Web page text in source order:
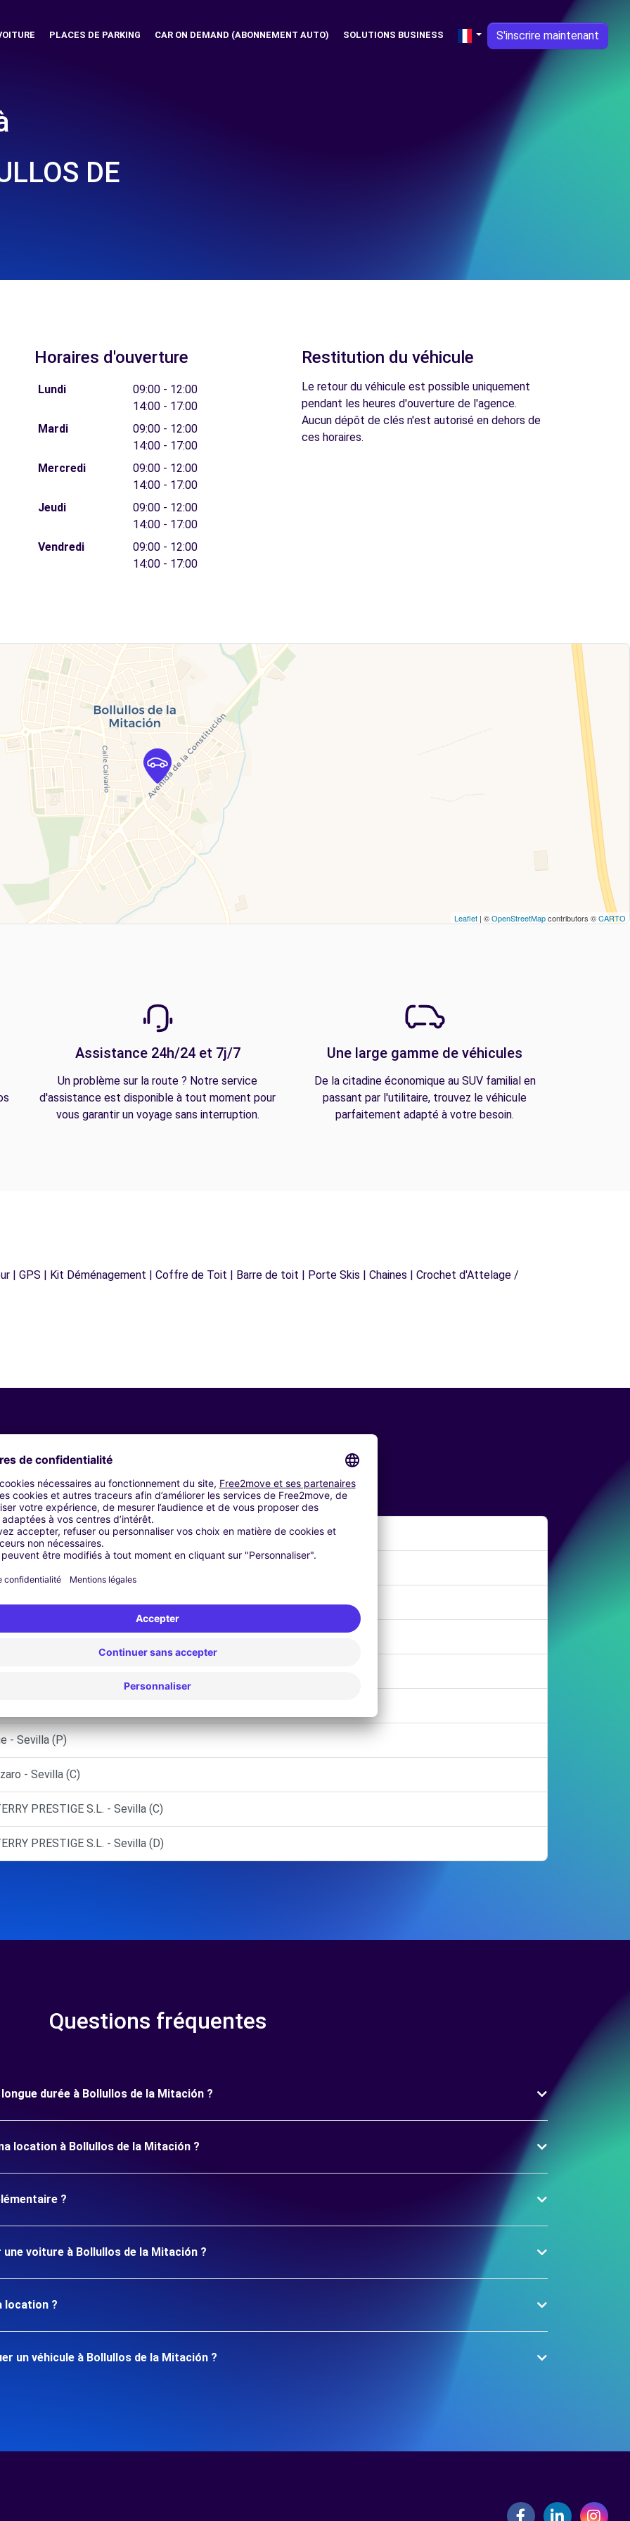
PLACES DE PARKING CAR ON DEMAND (ABONNEMENT AUTO) SOLUTIONS BUSINESS S'inscrire maintenant
DE
Horaires d'ouverture
Lundi
09:00 - 12:00
14:00 - 17:00
Mardi
09:00 - 12:00
14:00 - 17:00
Mercredi
09:00 - 12:00
14:00 - 17:00
Jeudi
09:00 - 12:00
14:00 - 17:00
Vendredi
09:00 - 12:00
14:00 - 17:00
Restitution du véhicule
Le retour du véhicule est possible uniquement
pendant les heures d'ouverture de l'agence.
Aucun dépôt de clés n'est autorisé en dehors de
ces horaires.
Leaflet | ©OpenStreetMapcontributors ©CARTO
Assistance 24h/24 et 7j/7
Un problème sur la route ? Notre service
d'assistance est disponible à tout moment pour
vous garantir un voyage sans interruption.
Une large gamme de véhicules
De la citadine économique au SUV familial en
passant par l'utilitaire, trouvez le véhicule
parfaitement adapté à votre besoin.
| GPS | Kit Déménagement | Coffre de Toit | Barre de toit | Porte Skis | Chaines | Crochet d'Attelage /
Agences similaires
(P)
- Sevilla (P)
- Sevilla (C)
PRESTIGE S.L. - Sevilla (C)
PRESTIGE S.L. - Sevilla (D)
Questions fréquentes
durée à Bollullos de la Mitación ?
location à Bollullos de la Mitación ?
?
voiture à Bollullos de la Mitación ?
location ?
un véhicule à Bollullos de la Mitación ?